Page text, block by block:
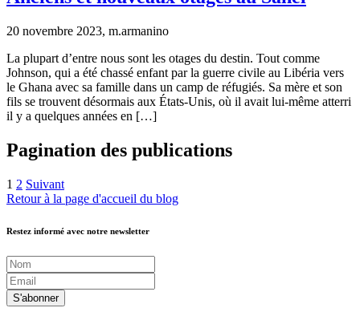
20 novembre 2023, m.armanino
La plupart d’entre nous sont les otages du destin. Tout comme
Johnson, qui a été chassé enfant par la guerre civile au Libéria vers
le Ghana avec sa famille dans un camp de réfugiés. Sa mère et son
fils se trouvent désormais aux États-Unis, où il avait lui-même atterri
il y a quelques années en […]
Pagination des publications
1 2 Suivant
Retour à la page d'accueil du blog
Restez informé avec notre newsletter
S'abonner